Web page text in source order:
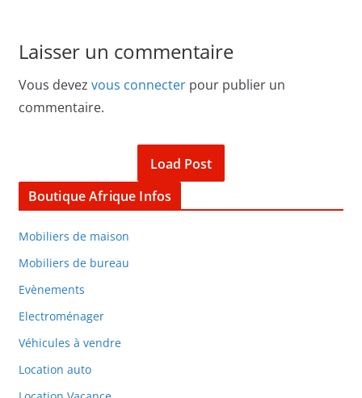
Laisser un commentaire
Vous devez vous connecterpour publier un
commentaire.
Load Post
Boutique Afrique Infos
Mobiliers de maison
Mobiliers de bureau
Evènements
Electroménager
Véhicules à vendre
Location auto